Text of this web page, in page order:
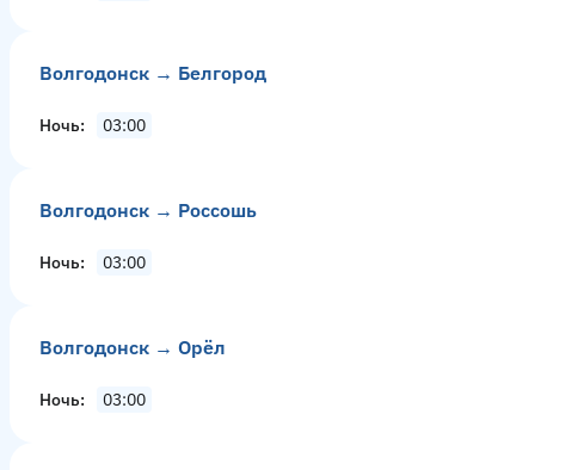
Волгодонск → Белгород
Ночь 03:00
Волгодонск → Россошь
Ночь 03:00
Волгодонск → Орёл
Ночь 03:00